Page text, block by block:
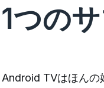
1つの
Android TVはほんの